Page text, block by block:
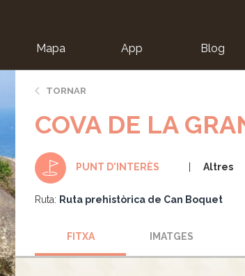
Mapa App Blog
TORNAR
COVA DE LA
PUNT D'INTERÈS Altres
Ruta: Ruta prehistòrica de Can Boquet
FITXA IMATGES